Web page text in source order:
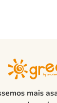
mais